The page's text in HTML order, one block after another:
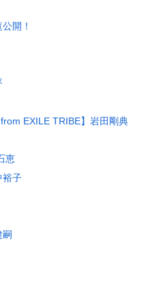
開！
EXILE TRIBE】岩田剛典
恵
裕子
嗣